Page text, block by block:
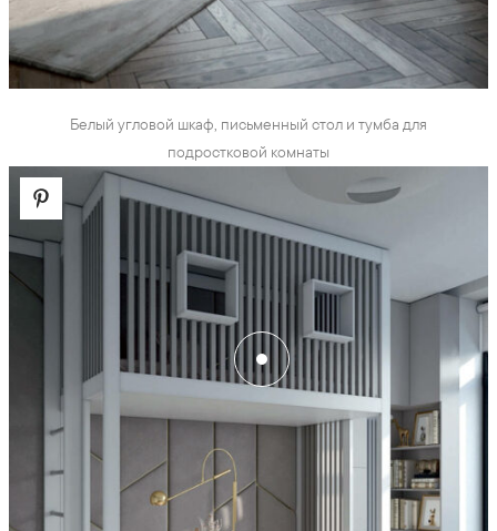
Белый угловой шкаф, письменный стол и тумба для
подростковой комнаты